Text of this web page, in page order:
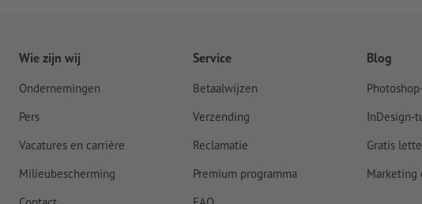
Wie zijn wij
Ondernemingen
Pers
Vacatures en carrière
Milieubescherming
Service
Betaalwijzen
Verzending
Reclamatie
Premium programma
Blog
InDesign-
Gratis
Marketing